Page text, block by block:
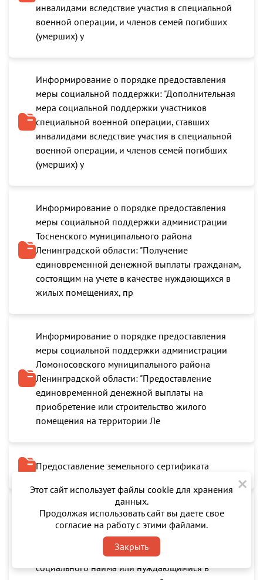
×
Этот сайт использует файлы cookie для хранения
данных.
Продолжая использовать сайт вы даете свое
согласие на работу с этими файлами.
Закрыть
инвалидами вследствие участия в специальной
военной операции, и членов семей погибших
(умерших) у
Информирование о порядке предоставления
меры социальной поддержки: "Дополнительная
мера социальной поддержки участников
специальной военной операции, ставших
инвалидами вследствие участия в специальной
военной операции, и членов семей погибших
(умерших) у
Информирование о порядке предоставления
меры социальной поддержки администрации
Тосненского муниципального района
Ленинградской области: "Получение
единовременной денежной выплаты гражданам,
состоящим на учете в качестве нуждающихся в
жилых помещениях, пр
Информирование о порядке предоставления
меры социальной поддержки администрации
Ломоносовского муниципального района
Ленинградской области: "Предоставление
единовременной денежной выплаты на
приобретение или строительство жилого
помещения на территории Ле
Предоставление земельного сертификата
Предоставление жилых помещений семьям
участников специальной военной операции
(СВО), признанным нуждающимися в жилых
помещениях, предоставляемых по договорам
социального найма или нуждающимися в